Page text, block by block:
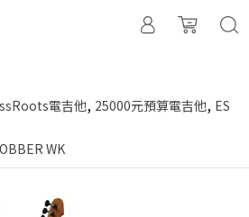
電吉他, 25000元預算電吉他, ES
WK